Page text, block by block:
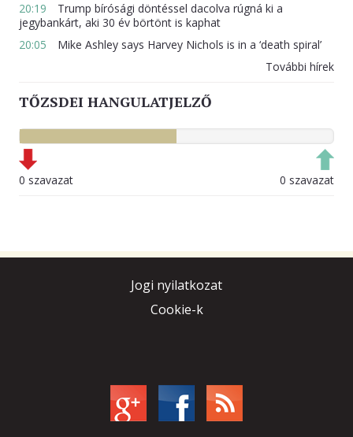
20:19
Trump bírósági döntéssel dacolva rúgná ki a
jegybankárt, aki 30 év börtönt is kaphat
20:05
Mike Ashley says Harvey Nichols is in a ‘death spiral’
További hírek
TŐZSDEI HANGULATJELZŐ
0 szavazat 0 szavazat
Jogi nyilatkozat
Cookie-k